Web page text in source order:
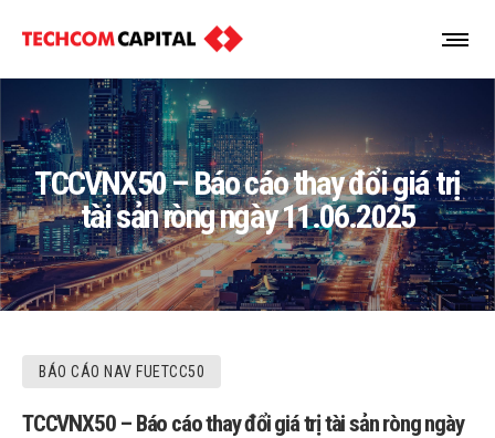
TCCVNX50 – Báo cáo thay đổi giá trị
tài sản ròng ngày 11.06.2025
BÁO CÁO NAV FUETCC50
TCCVNX50 – Báo cáo thay đổi giá trị tài sản ròng ngày